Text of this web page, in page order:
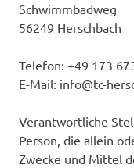
Schwimmbadweg
56249 Herschbach
Telefon: +49 173
E-Mail: info@tc-
Verantwortliche
Person, die allein
Zwecke und Mittel